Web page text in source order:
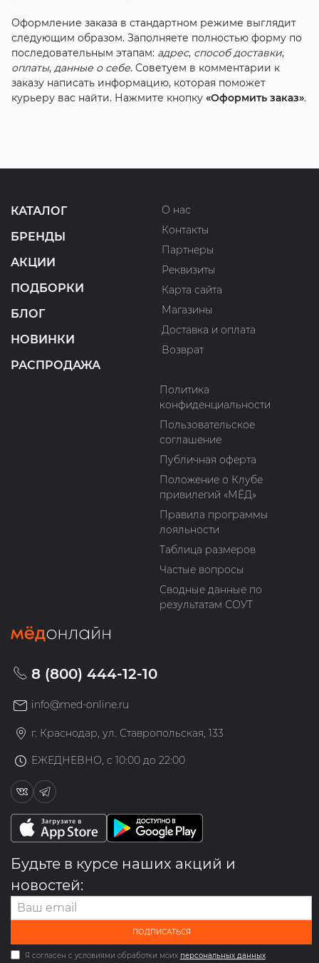
Оформление заказа в стандартном режиме выглядит
следующим образом. Заполняете полностью форму по
последовательным этапам: адрес, способ доставки,
оплаты, данные о себе. Советуем в комментарии к
заказу написать информацию, которая поможет
курьеру вас найти. Нажмите кнопку «Оформить заказ».
КАТАЛОГ
БРЕНДЫ
АКЦИИ
ПОДБОРКИ
БЛОГ
НОВИНКИ
РАСПРОДАЖА
О нас
Контакты
Партнеры
Реквизиты
Карта сайта
Магазины
Доставка и оплата
Возврат
Политика
конфиденциальности
Пользовательское
соглашение
Публичная оферта
Положение о Клубе
привилегий «МЁД»
Правила программы
лояльности
Таблица размеров
Частые вопросы
Сводные данные по
результатам СОУТ
8 (800) 444-12-10
info@med-online.ru
г. Краснодар, ул. Ставропольская, 133
ЕЖЕДНЕВНО, с 10:00 до 22:00
Будьте в курсе наших акций и
новостей:
ПОДПИСАТЬСЯ
Я согласен с условиями обработки моих персональных данных